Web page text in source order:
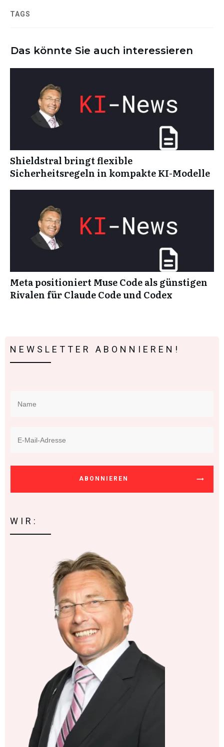
TAGS
Das könnte Sie auch interessieren
Shieldstral bringt flexible
Sicherheitsregeln in kompakte KI-Modelle
Meta positioniert Muse Code als günstigen
Rivalen für Claude Code und Codex
NEWSLETTER ABONNIEREN!
ABONNIEREN
WIR: